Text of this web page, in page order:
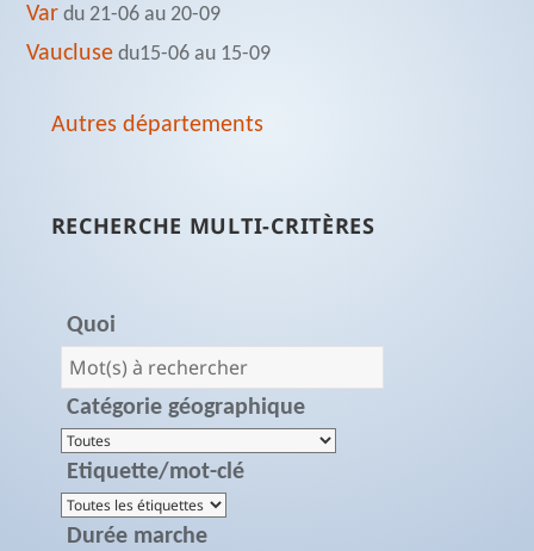
Var du 21-06 au 20-09
Vaucluse du15-06 au 15-09
Autres départements
RECHERCHE MULTI-CRITÈRES
Quoi
Catégorie géographique
Etiquette/mot-clé
Durée marche